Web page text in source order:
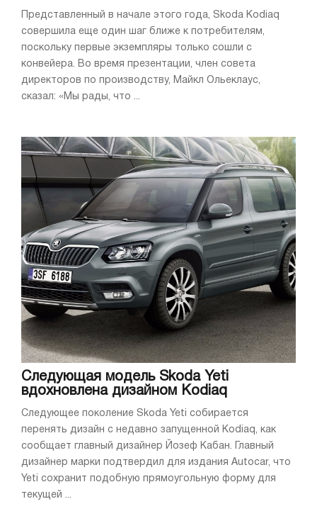
Представленный в начале этого года, Skoda Kodiaq
совершила еще один шаг ближе к потребителям,
поскольку первые экземпляры только сошли с
конвейера. Во время презентации, член совета
директоров по производству, Майкл Ольеклаус,
сказал: «Мы рады, что ...
Следующая модель Skoda Yeti
вдохновлена дизайном Kodiaq
Следующее поколение Skoda Yeti собирается
перенять дизайн с недавно запущенной Kodiaq, как
сообщает главный дизайнер Йозеф Кабан. Главный
дизайнер марки подтвердил для издания Autocar, что
Yeti сохранит подобную прямоугольную форму для
текущей ...